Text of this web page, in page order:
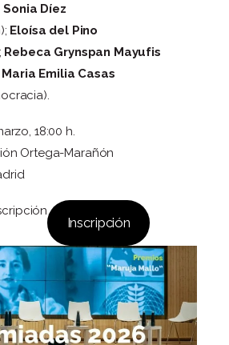
Sonia Díez
Eloísa del Pino
Rebeca Grynspan Mayufis
Maria Emilia Casas
18:00 h.
Ortega-Marañón
Inscripción